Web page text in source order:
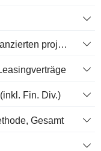
Schuldenäquivalent der nicht finanzierten projizierten Leistungspflicht
Fin. Div.)
Gesamt